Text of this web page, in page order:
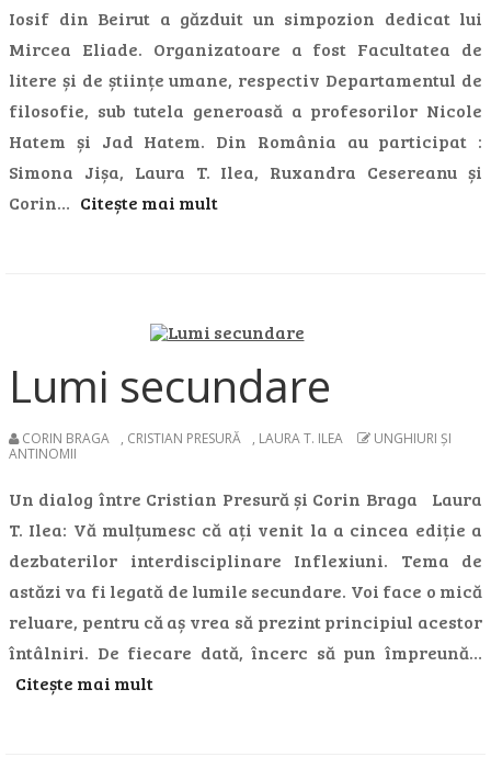
Iosif din Beirut a găzduit un simpozion dedicat lui
Mircea Eliade. Organizatoare a fost Facultatea de
litere și de științe umane, respectiv Departamentul de
filosofie, sub tutela generoasă a profesorilor Nicole
Hatem și Jad Hatem. Din România au participat :
Simona Jișa, Laura T. Ilea, Ruxandra Cesereanu și
Corin… Citește mai mult
Lumi secundare
CORIN BRAGA , CRISTIAN PRESURĂ , LAURA T. ILEA
UNGHIURI ȘI
ANTINOMII
Un dialog între Cristian Presură și Corin Braga Laura
T. Ilea: Vă mulțumesc că ați venit la a cincea ediție a
dezbaterilor interdisciplinare Inflexiuni. Tema de
astăzi va fi legată de lumile secundare. Voi face o mică
reluare, pentru că aș vrea să prezint principiul acestor
întâlniri. De fiecare dată, încerc să pun împreună…
Citește mai mult